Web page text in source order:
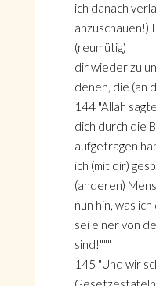
ich danach
anzuschauen!)
(reumütig)
dir wieder zu
denen, die (an
144 "Allah
dich durch die
aufgetragen
ich (mit dir)
(anderen)
nun hin, was
sei einer von
sind!"""
145 "Und wir